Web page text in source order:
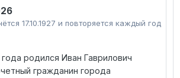
17.10.1927 и повторяется каждый год
года родился Иван Гаврилович
гражданин города